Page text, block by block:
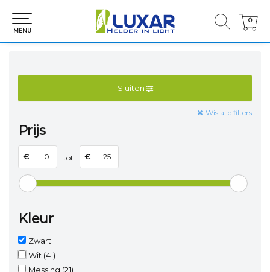
0
0
MENU
Sluiten
Wis alle filters
Prijs
€ tot €
Kleur
Zwart
Wit (41)
Messing (21)